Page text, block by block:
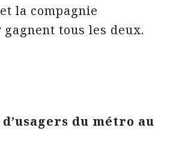
la compagnie
gagnent tous les deux.
d’usagers du métro au